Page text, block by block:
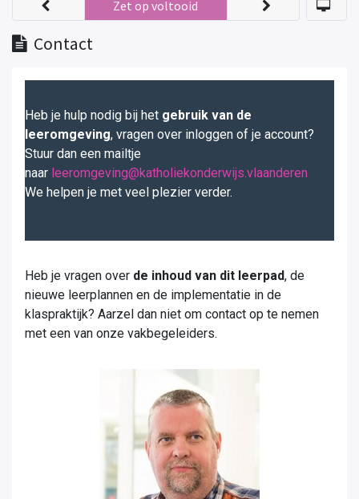
Contact
Zet op voltooid
Heb je hulp nodig bij het gebruik van de
leeromgeving, vragen over inloggen of je account?
Stuur dan een mailtje
naar leeromgeving@katholiekonderwijs.vlaanderen
We helpen je met veel plezier verder.
Heb je vragen over de inhoud van dit leerpad, de
nieuwe leerplannen en de implementatie in de
klaspraktijk? Aarzel dan niet om contact op te nemen
met een van onze vakbegeleiders.